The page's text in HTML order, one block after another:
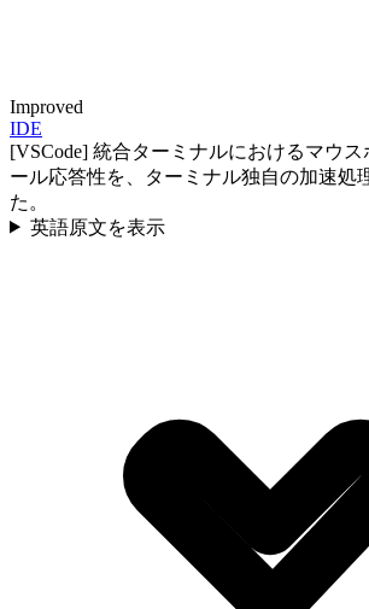
Improved
IDE
[VSCode] 統合ターミナルにおけるマウス
ール応答性を、ターミナル独自の加速処
た。
英語原文を表示